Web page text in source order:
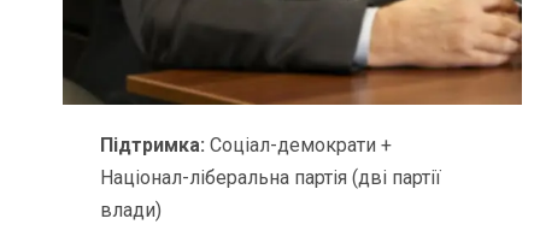
Підтримка: Соціал-демократи +
Націонал-ліберальна партія (дві партії
влади)